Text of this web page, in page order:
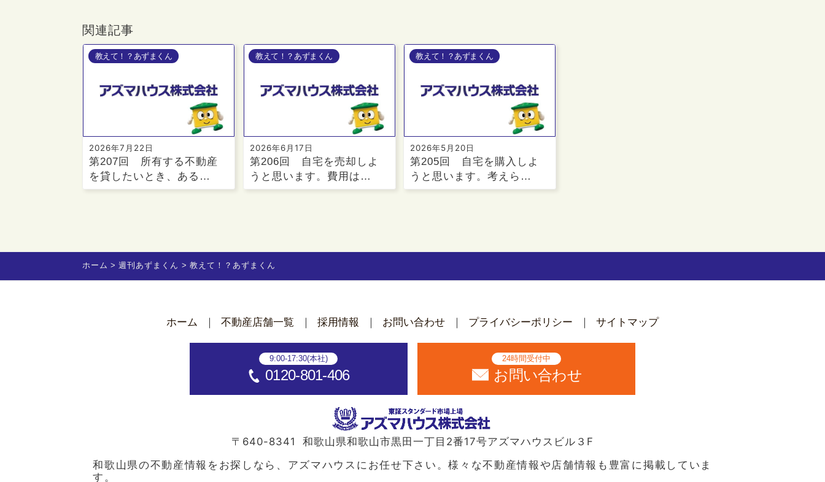
関連記事
教えて！？あずまくん
2026年7月22日
第207回 所有する不動産
を貸したいとき、ある…
教えて！？あずまくん
2026年6月17日
第206回 自宅を売却しよ
うと思います。費用は…
教えて！？あずまくん
2026年5月20日
第205回 自宅を購入しよ
うと思います。考えら…
ホーム 週刊あずまくん 教えて！？あずまくん
ホーム 不動産店舗一覧 採用情報 お問い合わせ プライバシーポリシー サイトマップ
9:00-17:30(本社)
0120-801-406
24時間受付中
お問い合わせ
〒640-8341 和歌山県和歌山市黒田一丁目2番17号アズマハウスビル３F
和歌山県の不動産情報をお探しなら、アズマハウスにお任せ下さい。様々な不動産情報や店舗情報も豊富に掲載していま
す。